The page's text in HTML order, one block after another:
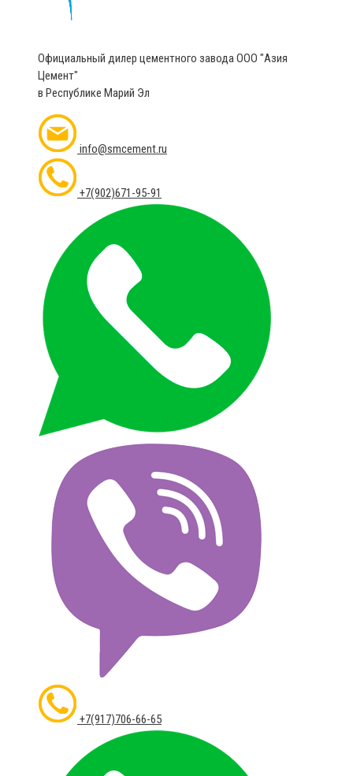
Официальный дилер цементного завода ООО "Азия
Цемент"
в Республике Марий Эл
info@smcement.ru
+7(902)671-95-91
+7(917)706-66-65